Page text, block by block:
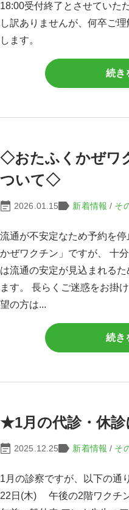
18:00受付終了とさせていた
し訳ありませんが、何卒ご
します。
続き
◇おたふくかぜワ
ついて◇
2026.01.15 新着情報 / そ
流通が不安定なため予約を
かぜワクチン」ですが、 十
は流通の安定が見込まれる
ます。 長らくご迷惑をお掛
望の方は...
続き
★1月の代診・休診
2025.12.25 新着情報 / そ
1月の診察ですが、以下の通
22日(木) 午後の2階ワクチ